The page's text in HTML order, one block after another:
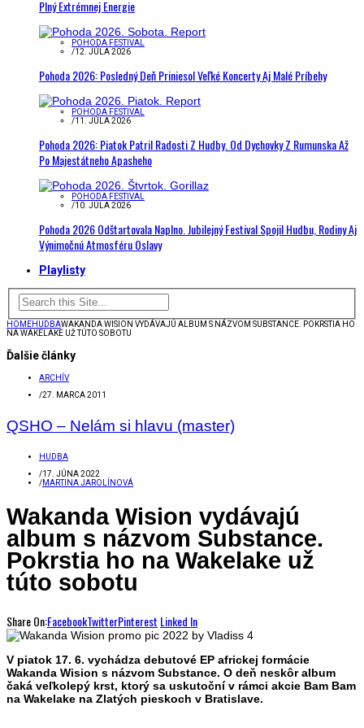
Plný Extrémnej Energie
POHODA FESTIVAL
/12. JÚLA 2026
Pohoda 2026: Posledný Deň Priniesol Veľké Koncerty Aj Malé Príbehy
POHODA FESTIVAL
/11. JÚLA 2026
Pohoda 2026: Piatok Patril Radosti Z Hudby. Od Dychovky Z Rumunska Až
Po Majestátneho Apasheho
POHODA FESTIVAL
/10. JÚLA 2026
Pohoda 2026 Odštartovala Naplno. Jubilejný Festival Spojil Hudbu, Rodiny Aj
Výnimočnú Atmosféru Oslavy
Playlisty
HOMEHUDBAWAKANDA WISION VYDÁVAJÚ ALBUM S NÁZVOM SUBSTANCE. POKRSTIA HO
NA WAKELAKE UŽ TÚTO SOBOTU
Ďalšie články
ARCHÍV
/27. MARCA 2011
QSHO – Nelám si hlavu (master)
HUDBA
/17. JÚNA 2022
/MARTINA JAROLÍNOVÁ
Wakanda Wision vydávajú
album s názvom Substance.
Pokrstia ho na Wakelake už
túto sobotu
Share On:FacebookTwitterPinterest Linked In
V piatok 17. 6. vychádza debutové EP africkej formácie
Wakanda Wision s názvom Substance. O deň neskôr album
čaká veľkolepý krst, ktorý sa uskutoční v rámci akcie Bam Bam
na Wakelake na Zlatých pieskoch v Bratislave.